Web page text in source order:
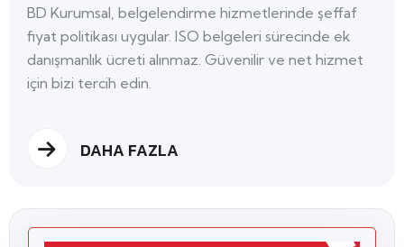
BD Kurumsal, belgelendirme hizmetlerinde şeffaf
fiyat politikası uygular. ISO belgeleri sürecinde ek
danışmanlık ücreti alınmaz. Güvenilir ve net hizmet
için bizi tercih edin.
DAHA FAZLA